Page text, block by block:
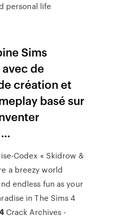
personal life
Sims
de
création et
basé sur
Codex « Skidrow &
a breezy world
endless fun as your
in The Sims 4
Crack Archives -